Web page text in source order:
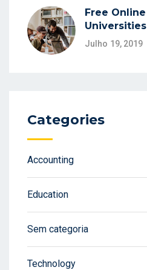
Free
Universities
Julho 19, 2019
Categories
Accounting
Education
Sem categoria
Technology